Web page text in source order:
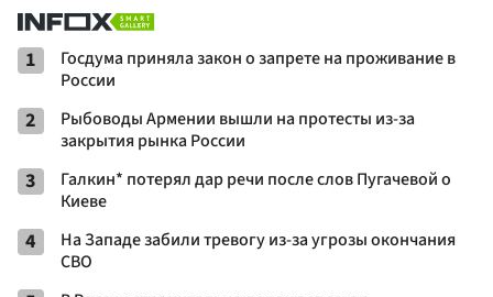
1
Госдума приняла закон о запрете на проживание в
России
2
Рыбоводы Армении вышли на протесты из-за
закрытия рынка России
3
Галкин* потерял дар речи после слов Пугачевой о
Киеве
4
На Западе забили тревогу из-за угрозы окончания
СВО